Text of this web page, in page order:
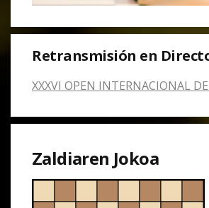
Retransmisión en
XXXVI OPEN INTERNACIONAL DE
Zaldiaren Jokoa